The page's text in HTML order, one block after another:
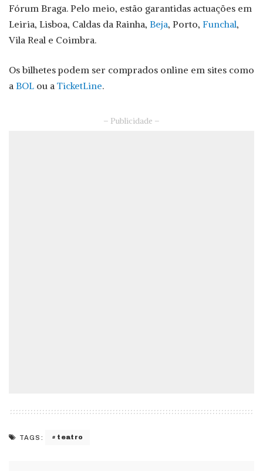
Fórum Braga. Pelo meio, estão garantidas actuações em
Leiria, Lisboa, Caldas da Rainha, Beja, Porto, Funchal,
Vila Real e Coimbra.
Os bilhetes podem ser comprados online em sites como
a BOL ou a TicketLine.
– Publicidade –
TAGS: teatro